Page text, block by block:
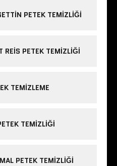
PETEK TEMIZLIĞI
REIS PETEK TEMIZLIĞI
TEMIZLEME
TEMIZLIĞI
PETEK TEMIZLIĞI